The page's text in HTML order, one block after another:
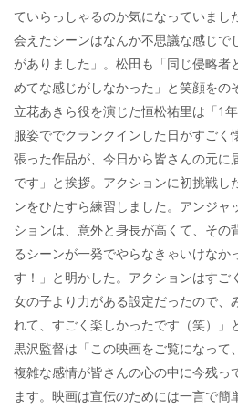
ていらっしゃるのか気になっていまし
会えたシーンはなんか不思議な感じで
がありました」。松田も「同じ侵略者
めてな感じがしなかった」と笑顔をの
立花あきら役を演じた恒松祐里は「1
服姿ででクランクインした日がすごく
張った作品が、今日から皆さんの元に
です」と挨拶。アクションに初挑戦し
ンをひたすら練習しました。アンジャ
ションは、意外と身長が高くて、その
るシーンが一発でやらなきゃいけなか
す！」と明かした。アクションはすご
女の子より力がある設定だったので、
れて、すごく楽しかったです（笑）」
黒沢監督は「この映画をご覧になって
複雑な感情が皆さんの心の中に今残っ
ます。映画は宣伝のためには一言で簡